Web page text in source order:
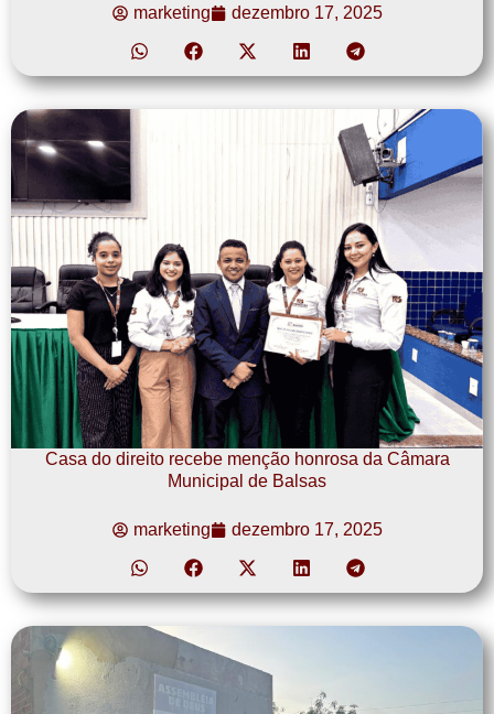
marketing dezembro 17, 2025
Casa do direito recebe menção honrosa da Câmara
Municipal de Balsas
marketing dezembro 17, 2025